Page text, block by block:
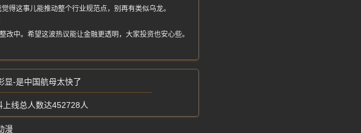
得这事儿能推动整个行业规范点，别再有类似乌龙。
中。希望这波热议能让金融更透明，大家投资也安心些。
显-是中国航母太快了
线总人数达452728人
漫